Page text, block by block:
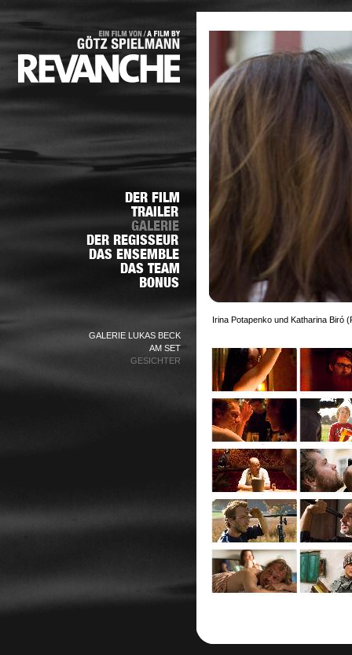
GALERIE LUKAS BECK
AM SET
GESICHTER
Irina Potapenko und Katharina Biró